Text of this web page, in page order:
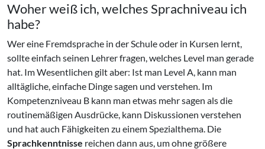
Woher weiß ich, welches Sprachniveau ich
habe?
Wer eine Fremdsprache in der Schule oder in Kursen lernt,
sollte einfach seinen Lehrer fragen, welches Level man gerade
hat. Im Wesentlichen gilt aber: Ist man Level A, kann man
alltägliche, einfache Dinge sagen und verstehen. Im
Kompetenzniveau B kann man etwas mehr sagen als die
routinemäßigen Ausdrücke, kann Diskussionen verstehen
und hat auch Fähigkeiten zu einem Spezialthema. Die
Sprachkenntnisse reichen dann aus, um ohne größere